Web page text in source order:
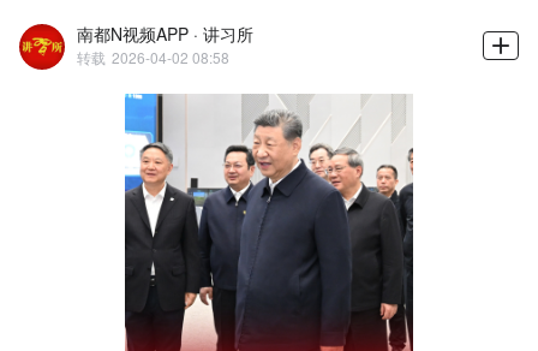
南都N视频APP · 讲习所
转载 2026-04-02 08:58